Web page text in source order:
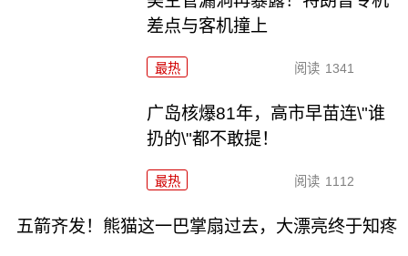
差点与客机撞上
最热 阅读 1341
广岛核爆81年，高市早苗连\"谁
扔的\"都不敢提！
最热 阅读 1112
五箭齐发！熊猫这一巴掌扇过去，大漂亮终于知疼